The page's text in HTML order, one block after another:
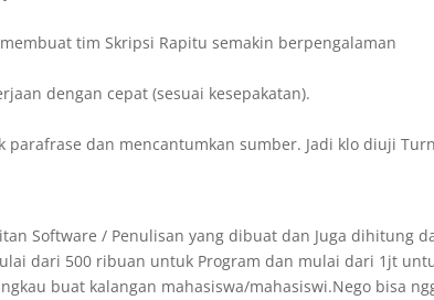
tim Skripsi Rapitu semakin berpengalaman
dengan cepat (sesuai kesepakatan).
parafrase dan mencantumkan sumber. Jadi klo diuji
Software / Penulisan yang dibuat dan Juga dihitung
dari 500 ribuan untuk Program dan mulai dari 1jt
buat kalangan mahasiswa/mahasiswi.Nego bisa